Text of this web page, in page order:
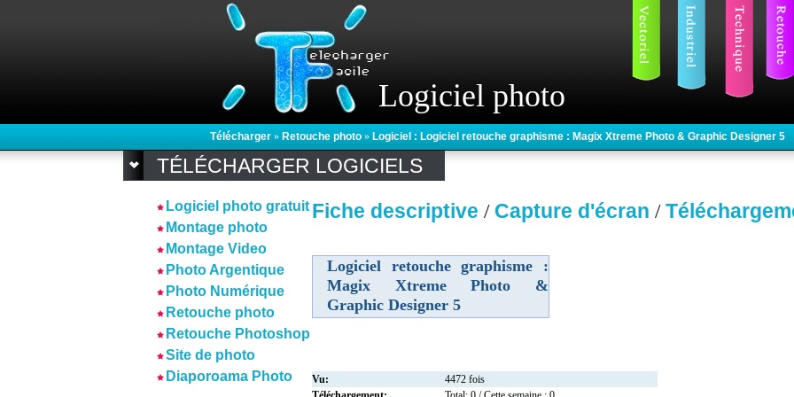
Logiciel photo
Télécharger » Retouche photo » Logiciel : Logiciel retouche graphisme : Magix Xtreme Photo & Graphic Designer 5
TÉLÉCHARGER LOGICIELS
Logiciel photo gratuit
Montage photo
Montage Video
Photo Argentique
Photo Numérique
Retouche photo
Retouche Photoshop
Site de photo
Diaporoama Photo
Fiche descriptive / Capture d'écran /
Logiciel retouche graphisme :
Magix Xtreme Photo &
Graphic Designer 5
Vu:
4472 fois